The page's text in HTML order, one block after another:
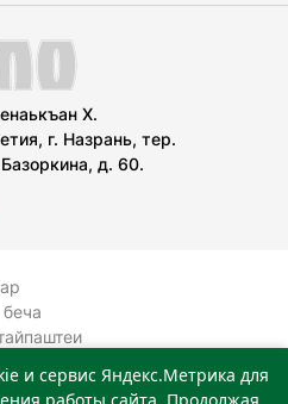
Х.
г. Назрань, тер.
д. 60.
и сервис Яндекс.Метрика для